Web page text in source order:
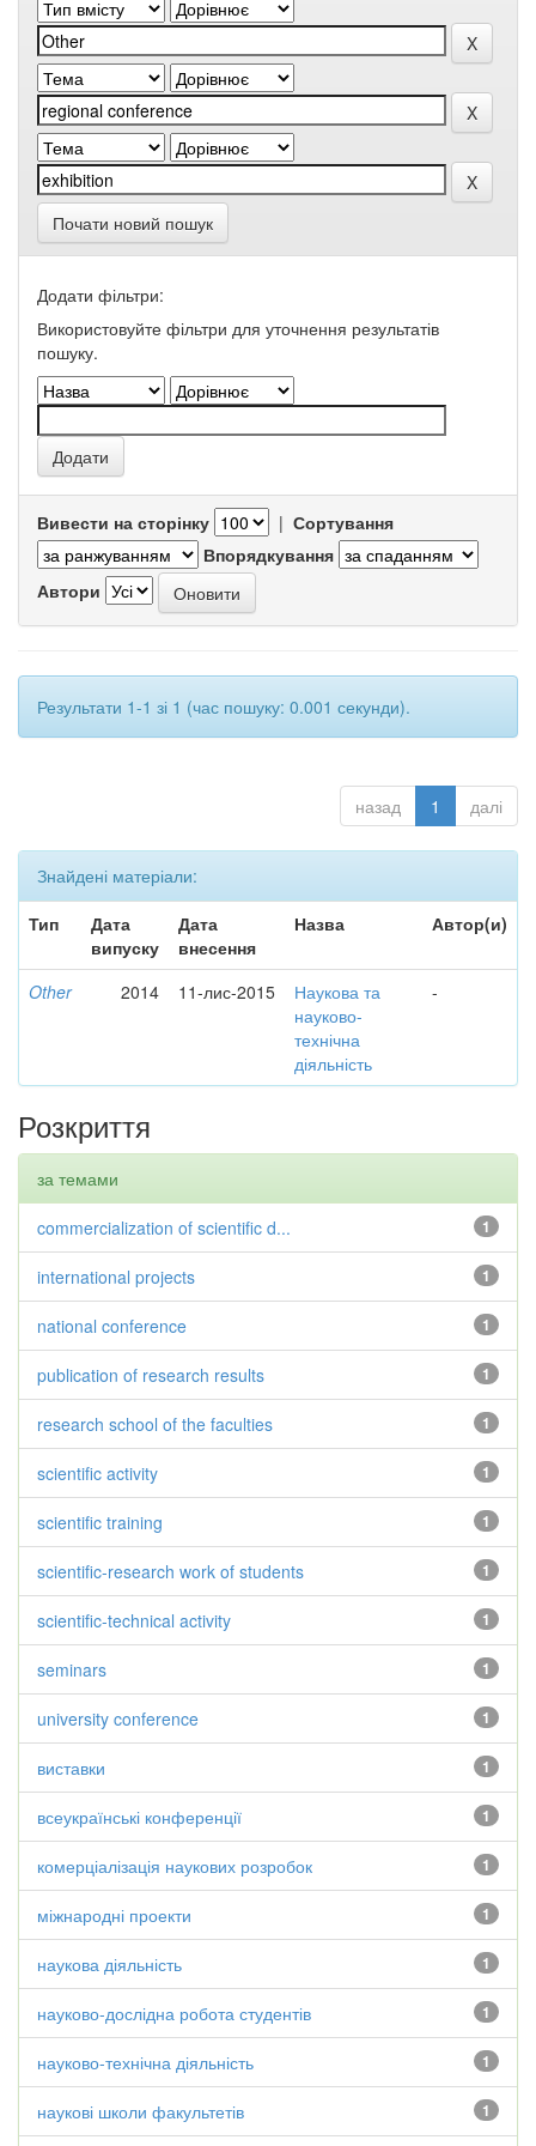
Почати новий пошук
Додати фільтри:
Використовуйте фільтри для уточнення результатів
пошуку.
Вивести на сторінку | Сортування
Впорядкування
Автори
Результати 1-1 зі 1 (час пошуку: 0.001 секунди).
назад 1 далі
Знайдені матеріали:
Тип
Дата
випуску
Дата
внесення
Назва Автор(и)
Other 2014 11-лис-2015
Наукова та
науково-
технічна
діяльність
-
Розкриття
за темами
1
commercialization of scientific d...
1
international projects
1
national conference
1
publication of research results
1
research school of the faculties
1
scientific activity
1
scientific training
1
scientific-research work of students
1
scientific-technical activity
1
seminars
1
university conference
1
виставки
1
всеукраїнські конференції
1
комерціалізація наукових розробок
1
міжнародні проекти
1
наукова діяльність
1
науково-дослідна робота студентів
1
науково-технічна діяльність
1
наукові школи факультетів